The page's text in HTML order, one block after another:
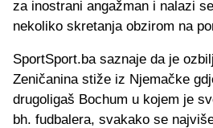
za inostrani angažman i nalazi
nekoliko skretanja obzirom na
SportSport.ba saznaje da je
Zeničanina stiže iz Njemačke
drugoligaš Bochum u kojem je
bh. fudbalera, svakako se